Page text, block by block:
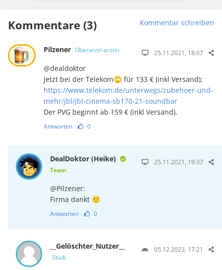
Kommentare (3) Kommentar schreiben
Pilzener Oberarzt/-ärztin 25.11.2021, 18:07
@dealdoktor
Jetzt bei der Telekom🙄 für 133 € (inkl Versand);
https://www.telekom.de/unterwegs/zubehoer-und-
mehr/jbl/jbl-cinema-sb170-21-soundbar
Der PVG beginnt ab 159 € (inkl Versand).
Antworten 0
DealDoktor (Heike)
Team
25.11.2021, 19:37
@Pilzener:
Firma dankt 🙂
Antworten 0
__Gelöschter_Nutzer__
Studi
05.12.2023, 17:21